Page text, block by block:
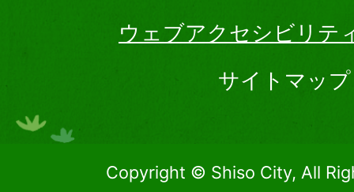
ウェブアクセシビリテ
サイトマップ
Copyright © Shiso City, All